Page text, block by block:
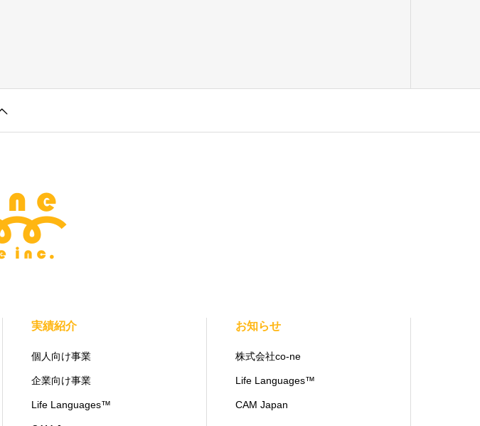
実績紹介
個人向け事業
企業向け事業
Life Languages™
お知らせ
株式会社co-ne
Life Languages™
CAM Japan